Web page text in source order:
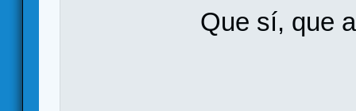
Que sí, que